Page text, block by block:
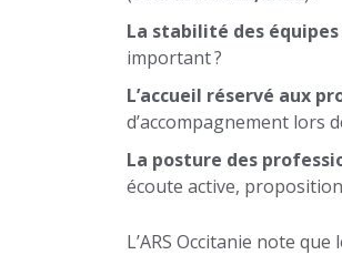
La stabilité des équipes
important ?
L’accueil réservé aux
d’accompagnement lors
La posture des
écoute active,
L’ARS Occitanie note